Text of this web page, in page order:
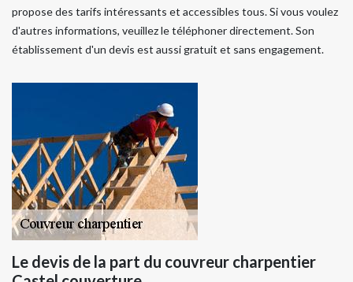
propose des tarifs intéressants et accessibles tous. Si vous voulez
d'autres informations, veuillez le téléphoner directement. Son
établissement d'un devis est aussi gratuit et sans engagement.
Le devis de la part du couvreur charpentier